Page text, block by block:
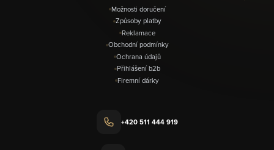
Možnosti doručení
Způsoby platby
Reklamace
Obchodní podmínky
Ochrana údajů
Přihlášení b2b
Firemní dárky
+420 511 444 919